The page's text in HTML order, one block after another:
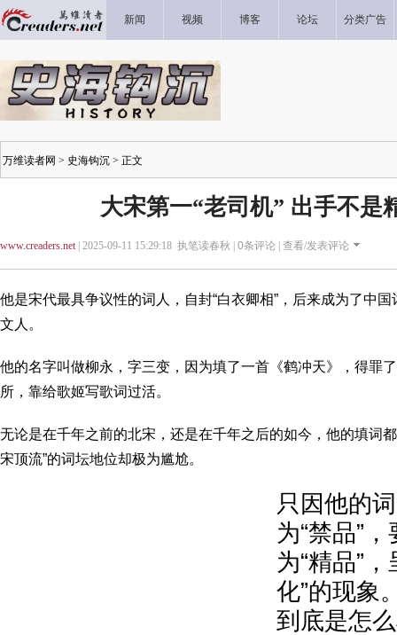
新闻 视频 博客 论坛 分类广告
万维读者网 > 史海钩沉 > 正文
大宋第一“老司机” 出手不是
www.creaders.net| 2025-09-11 15:29:18 执笔读春秋 | 0条评论 | 查看/发表评论
他是宋代最具争议性的词人，自封“白衣卿相”，后来成为了中
文人。
他的名字叫做柳永，字三变，因为填了一首《鹤冲天》，得罪
所，靠给歌姬写歌词过活。
无论是在千年之前的北宋，还是在千年之后的如今，他的填词
宋顶流”的词坛地位却极为尴尬。
只因他的
为“禁品”
为“精品”
化”的现象
到底是怎